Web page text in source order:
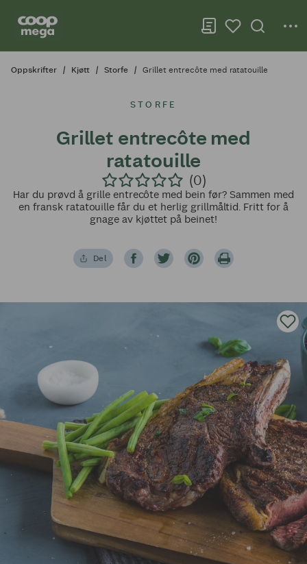
Oppskrifter Kjøtt Storfe Grillet entrecôte med ratatouille
STORFE
Grillet entrecôte med
ratatouille
(0)
Har du prøvd å grille entrecôte med bein før? Sammen med
en fransk ratatouille får du et herlig grillmåltid. Fritt for å
gnage av kjøttet på beinet!
Del